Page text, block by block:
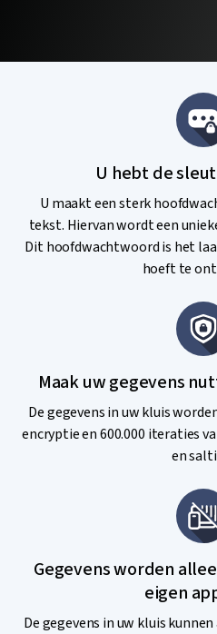
U hebt de
U maakt een sterk
tekst. Hiervan wordt een
Dit hoofdwachtwoord is het
hoeft te
Maak uw gegevens
De gegevens in uw kluis
encryptie en 600.000 iteraties
en
Gegevens worden
eigen
De gegevens in uw kluis